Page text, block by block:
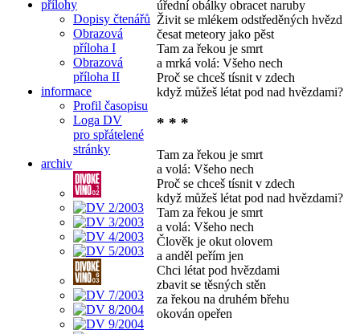
přílohy
Dopisy čtenářů
Obrazová
příloha I
Obrazová
příloha II
informace
Profil časopisu
Loga DV
pro spřátelené
stránky
archiv
úřední obálky obracet naruby
Živit se mlékem odstředěných hvězd
česat meteory jako pěst
Tam za řekou je smrt
a mrká volá: Všeho nech
Proč se chceš tísnit v zdech
když můžeš létat pod nad hvězdami?
* * *
Tam za řekou je smrt
a volá: Všeho nech
Proč se chceš tísnit v zdech
když můžeš létat pod nad hvězdami?
Tam za řekou je smrt
a volá: Všeho nech
Člověk je okut olovem
a anděl peřím jen
Chci létat pod hvězdami
zbavit se těsných stěn
za řekou na druhém břehu
okován opeřen